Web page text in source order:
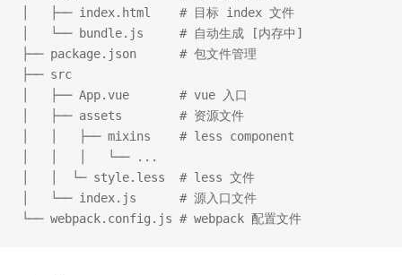
│   ├── index.html    # 目标 index 文件
│   └── bundle.js     # 自动生成 [内存中]
├── package.json      # 包文件管理
├── src
│   ├── App.vue       # vue 入口
│   ├── assets        # 资源文件
│   │   ├── mixins    # less component
│   │   │   └── ...
│   │  └─ style.less  # less 文件
│   └── index.js      # 源入口文件
└── webpack.config.js # webpack 配置文件